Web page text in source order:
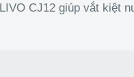
CJ12 giúp vắt kiệt